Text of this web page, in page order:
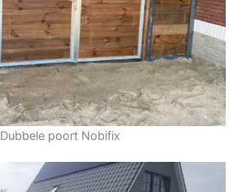
Dubbele poort Nobifix